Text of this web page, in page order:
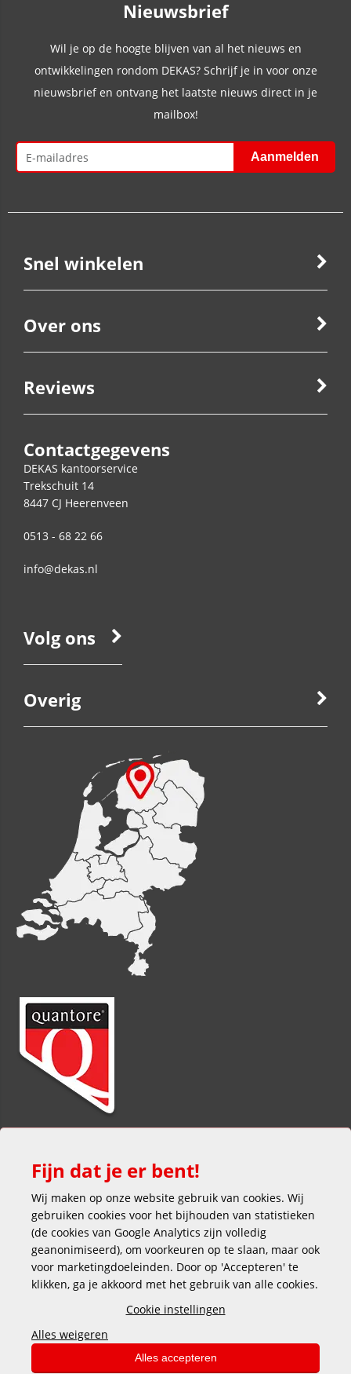
Nieuwsbrief
Wil je op de hoogte blijven van al het nieuws en
ontwikkelingen rondom DEKAS? Schrijf je in voor onze
nieuwsbrief en ontvang het laatste nieuws direct in je
mailbox!
Snel winkelen
Over ons
Reviews
Contactgegevens
DEKAS kantoorservice
Trekschuit 14
8447 CJ Heerenveen
0513 - 68 22 66
info@dekas.nl
Volg ons
Overig
Veilig en gemakkelijk betalen
Fijn dat je er bent!
Wij maken op onze website gebruik van cookies. Wij
gebruiken cookies voor het bijhouden van statistieken
(de cookies van Google Analytics zijn volledig
geanonimiseerd), om voorkeuren op te slaan, maar ook
voor marketingdoeleinden. Door op 'Accepteren' te
klikken, ga je akkoord met het gebruik van alle cookies.
Cookie instellingen
Alles weigeren
Alles accepteren